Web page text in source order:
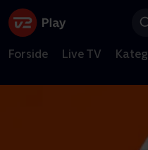
Forside Live TV